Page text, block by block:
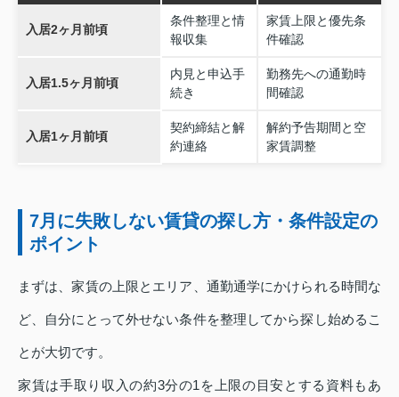
入居2ヶ月前頃
条件整理と情
報収集
家賃上限と優先条
件確認
入居1.5ヶ月前頃
内見と申込手
続き
勤務先への通勤時
間確認
入居1ヶ月前頃
契約締結と解
約連絡
解約予告期間と空
家賃調整
7月に失敗しない賃貸の探し方・条件設定の
ポイント
まずは、家賃の上限とエリア、通勤通学にかけられる時間な
ど、自分にとって外せない条件を整理してから探し始めるこ
とが大切です。
家賃は手取り収入の約3分の1を上限の目安とする資料もあ